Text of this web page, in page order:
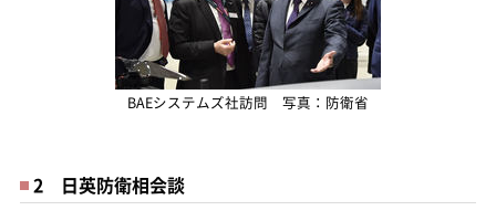
BAEシステムズ社訪問 写真：防衛省
2 日英防衛相会談